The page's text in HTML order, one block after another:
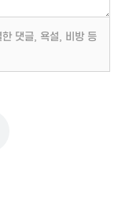
댓글, 욕설, 비방 등